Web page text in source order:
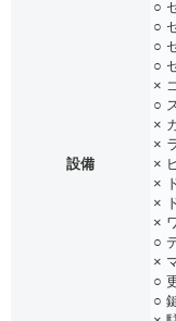
設備
○
○
○
○
×
○
×
×
×
×
×
×
○
×
○
○